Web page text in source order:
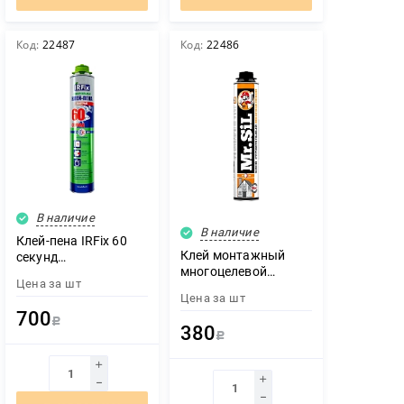
Код: 22487
В наличие
Клей-пена IRFix 60
секунд
мл (12шт/кор)
Цена за шт
700 Р
Код: 22486
В наличие
Клей монтажный
многоцелевой
750мл
Цена за шт
380 Р